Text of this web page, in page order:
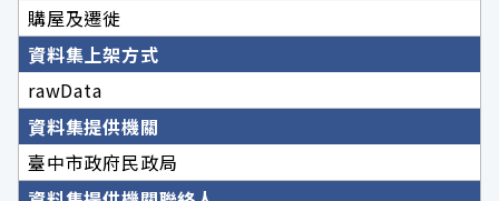
購屋及遷徙
資料集上架方式
rawData
資料集提供機關
臺中市政府民政局